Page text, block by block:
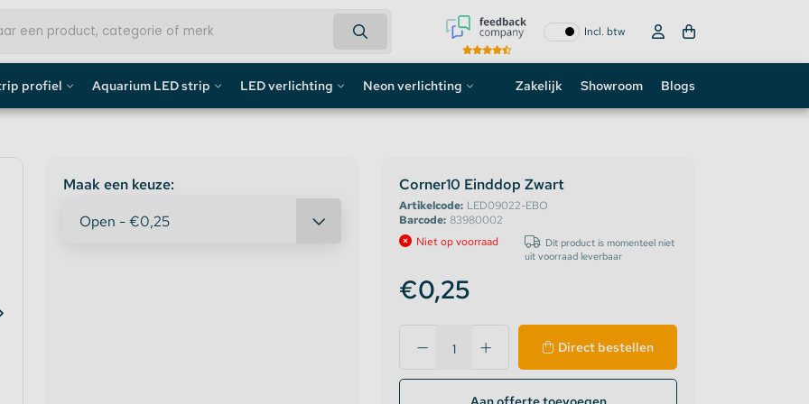
Incl. btw
profiel
/ Gipsplaten Profiel
Aquarium LED strip
Aquarium LED Strip accessoires
Aquarium LED Balken
LED verlichting Neon verlichting
Custom neon sign
Neon LED strip
Zakelijk Showroom Blogs
Maak een keuze: Corner10 Einddop Zwart
Artikelcode: LED09022-EBO
Barcode: 83980002
Niet op voorraad
Dit product is momenteel niet
uit voorraad leverbaar
€0,25
Direct bestellen